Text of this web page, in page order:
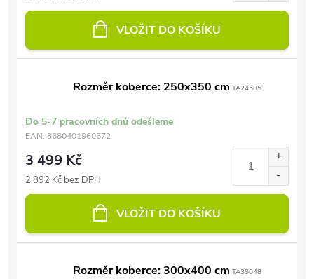
VLOŽIT DO KOŠÍKU
Rozměr koberce: 250x350 cm TA24585
Do 5-7 pracovních dnů odešleme
EAN: 8680401960572
3 499 Kč
2 892 Kč bez DPH
VLOŽIT DO KOŠÍKU
Rozměr koberce: 300x400 cm TA39048